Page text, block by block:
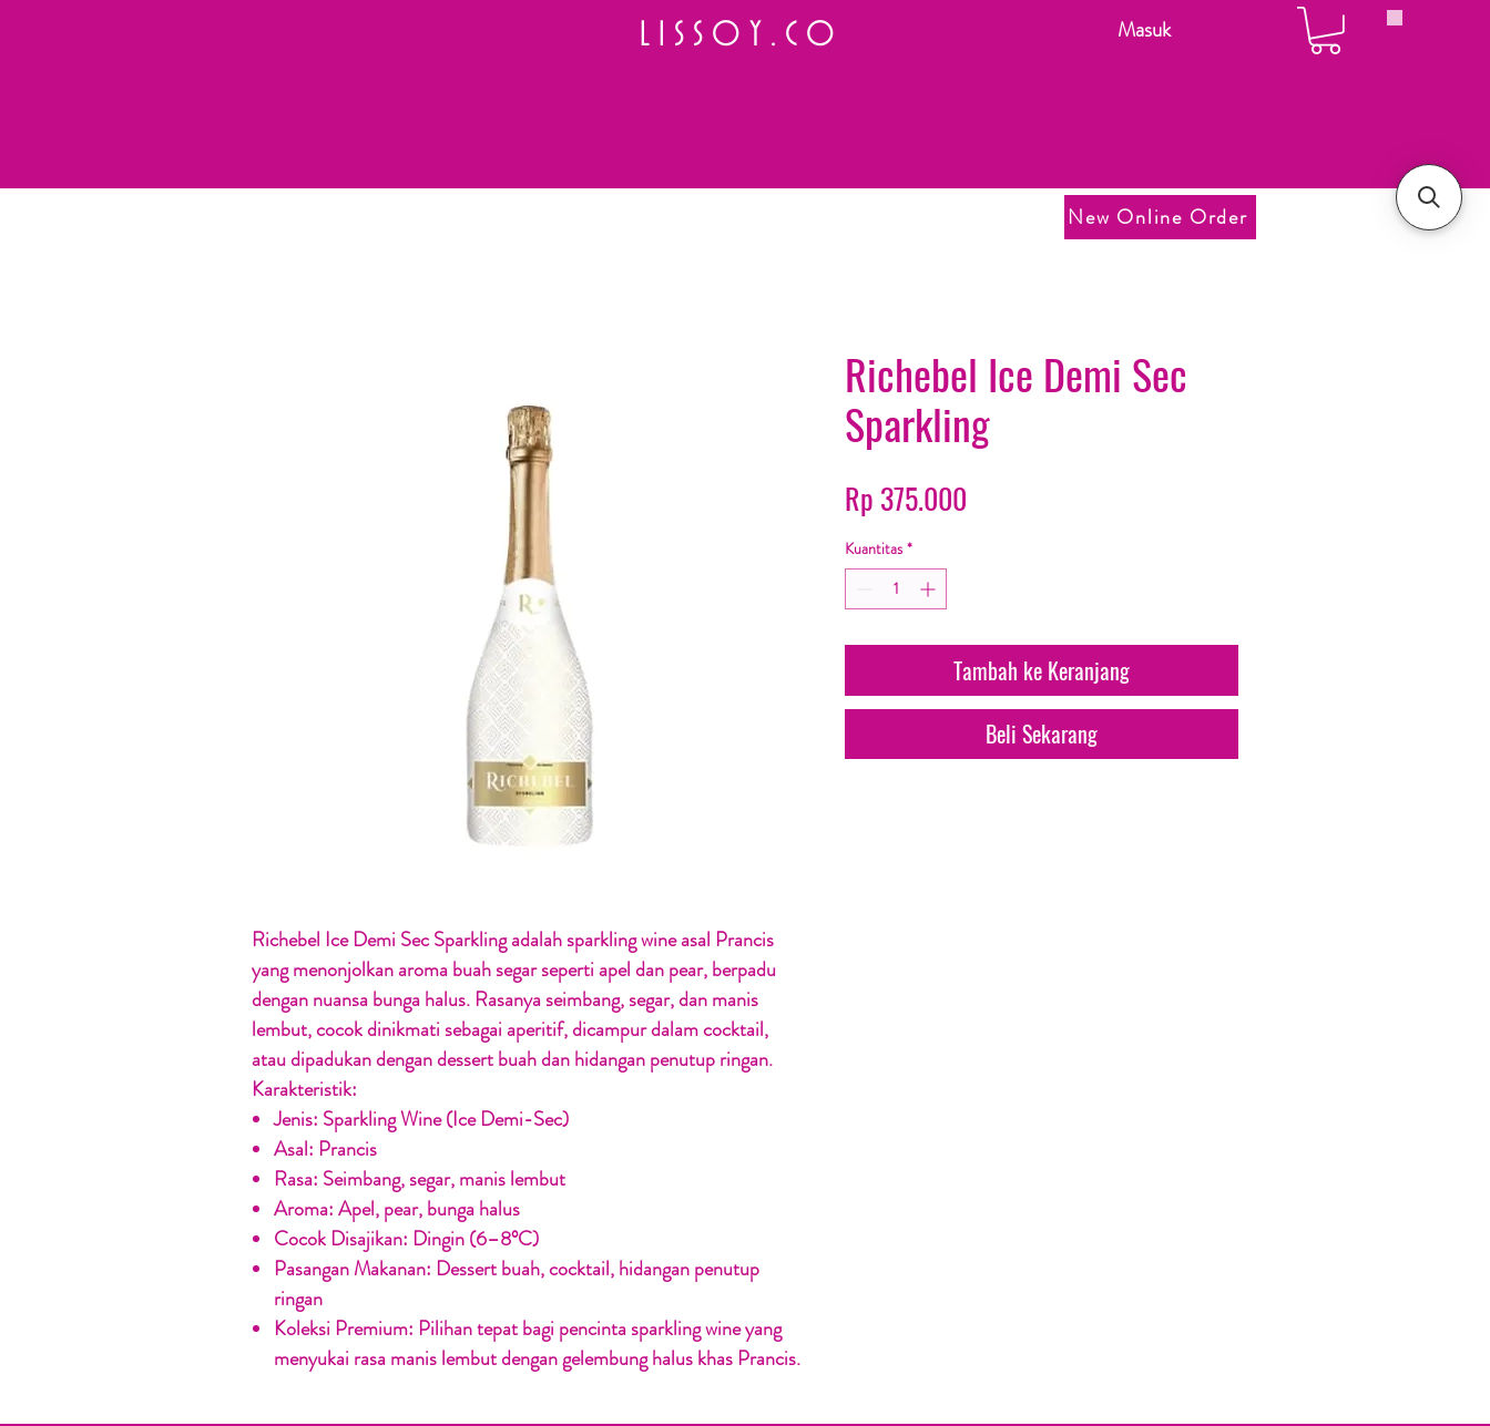
L I S S O Y . C O Masuk
Richebel Ice Demi Sec Sparkling adalah sparkling wine asal Prancis
yang menonjolkan aroma buah segar seperti apel dan pear, berpadu
dengan nuansa bunga halus. Rasanya seimbang, segar, dan manis
lembut, cocok dinikmati sebagai aperitif, dicampur dalam cocktail,
atau dipadukan dengan dessert buah dan hidangan penutup ringan.
Karakteristik:
Jenis: Sparkling Wine (Ice Demi-Sec)
Asal: Prancis
Rasa: Seimbang, segar, manis lembut
Aroma:Apel, pear, bunga halus
Cocok Disajikan: Dingin (6–8°C)
Pasangan Makanan: Dessert buah, cocktail, hidangan penutup
ringan
Koleksi Premium: Pilihan tepat bagi pencinta sparkling wine yang
menyukai rasa manis lembut dengan gelembung halus khas Prancis.
Richebel Ice Demi Sec
Sparkling
Rp 375.000
Kuantitas *
Tambah ke Keranjang
Beli Sekarang
New Online Order